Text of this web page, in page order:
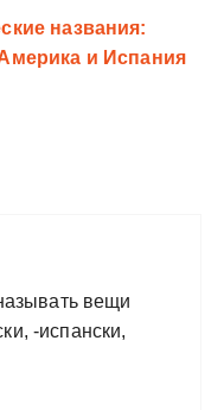
названия:
и Испания
вещи
-испански,